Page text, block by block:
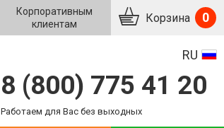
Корпоративным
клиентам
Корзина 0
RU
8 (800) 775 41 20
Работаем для Вас без выходных